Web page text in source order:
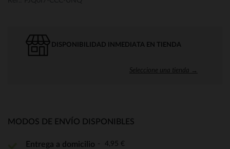
DISPONIBILIDAD INMEDIATA EN TIENDA
Seleccione una tienda →
MODOS DE ENVÍO DISPONIBLES
Entrega a domicilio 4,95 €